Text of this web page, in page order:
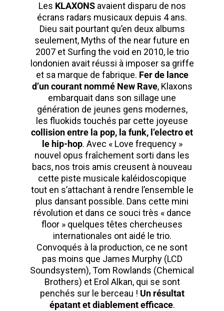
Les KLAXONSavaient disparu de nos
écrans radars musicaux depuis 4 ans.
Dieu sait pourtant qu’en deux albums
seulement, Myths of the near future en
2007 et Surfing the void en 2010, le trio
londonien avait réussi à imposer sa griffe
et sa marque de fabrique. Fer de lance
d’un courant nommé New Rave, Klaxons
embarquait dans son sillage une
génération de jeunes gens modernes,
les fluokids touchés par cette joyeuse
collision entre la pop, la funk, l’electro et
le hip-hop. Avec « Love frequency »
nouvel opus fraîchement sorti dans les
bacs, nos trois amis creusent à nouveau
cette piste musicale kaléidoscopique
tout en s’attachant à rendre l’ensemble le
plus dansant possible. Dans cette mini
révolution et dans ce souci très « dance
floor » quelques têtes chercheuses
internationales ont aidé le trio.
Convoqués à la production, ce ne sont
pas moins que James Murphy (LCD
Soundsystem), Tom Rowlands (Chemical
Brothers) et Erol Alkan, qui se sont
penchés sur le berceau ! Un résultat
épatant et diablement efficace.